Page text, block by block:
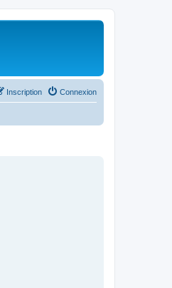
Connexion
Inscription